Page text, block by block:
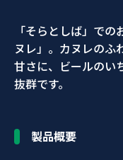
「そらとしば」で
ヌレ」。カヌレのふ
甘さに、ビールのい
抜群です。
製品概要